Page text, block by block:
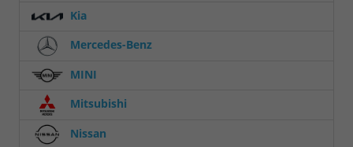
Kia
Mercedes-Benz
MINI
Mitsubishi
Nissan